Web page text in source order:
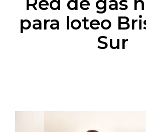
para loteo
Sur